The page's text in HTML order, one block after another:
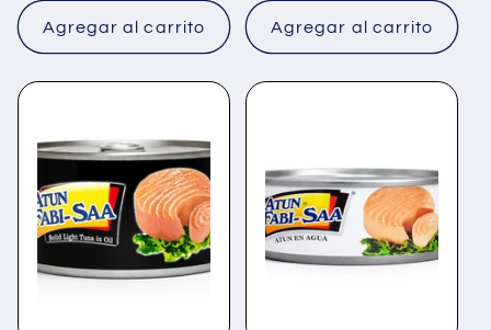
Agregar al carrito Agregar al carrito